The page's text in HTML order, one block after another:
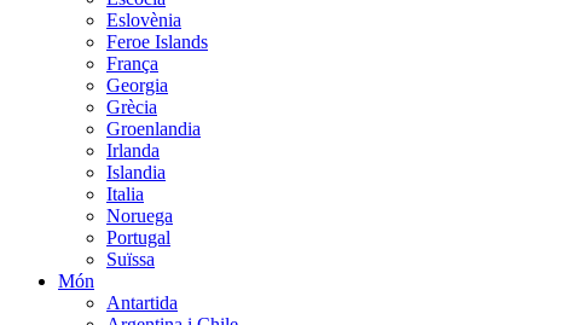
Eslovènia
Feroe Islands
França
Georgia
Grècia
Groenlandia
Irlanda
Islandia
Italia
Noruega
Portugal
Suïssa
Món
Antartida